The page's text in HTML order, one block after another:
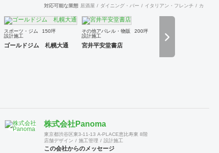
思い描いていることをどのように表現していいのかお困りの
培ってきた当社ならではのノウハウでご提案いたします。
対応可能な業態 居酒屋 ダイニング・バー イタリアン・フレンチ カフェ
スポーツ・ジム
150坪
設計施工
ゴールドジム 札幌大通
その他アパレル・物販
200坪
設計施工
宮井平安堂書店
株式会社Panoma
東京都渋谷区東3-11-13 A-PLACE恵比寿東 8階
店舗デザイン
施工管理 設計施工
この会社からのメッセージ